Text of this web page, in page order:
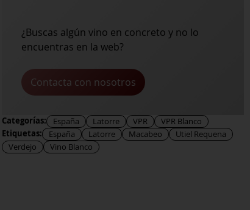
¿Buscas algún vino en concreto y no lo
encuentras en la web?
Contacta con nosotros
Categorías: España Latorre VPR VPR Blanco
Etiquetas: España Latorre Macabeo
Utiel Requena
Verdejo
Vino Blanco